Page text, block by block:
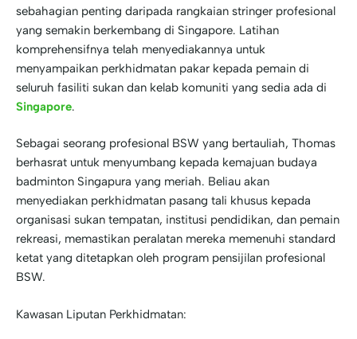
sebahagian penting daripada rangkaian stringer profesional
yang semakin berkembang di Singapore. Latihan
komprehensifnya telah menyediakannya untuk
menyampaikan perkhidmatan pakar kepada pemain di
seluruh fasiliti sukan dan kelab komuniti yang sedia ada di
Singapore.
Sebagai seorang profesional BSW yang bertauliah, Thomas
berhasrat untuk menyumbang kepada kemajuan budaya
badminton Singapura yang meriah. Beliau akan
menyediakan perkhidmatan pasang tali khusus kepada
organisasi sukan tempatan, institusi pendidikan, dan pemain
rekreasi, memastikan peralatan mereka memenuhi standard
ketat yang ditetapkan oleh program pensijilan profesional
BSW.
Kawasan Liputan Perkhidmatan: